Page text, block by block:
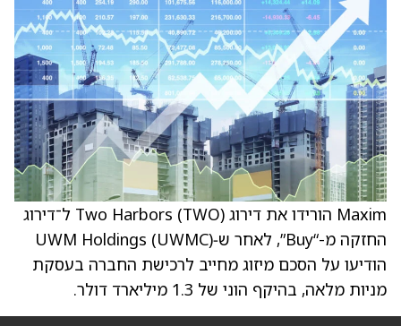
Maxim הורידו את דירוג Two Harbors (TWO) ל־דירוג
החזקה מ-“Buy”, לאחר ש‑UWM Holdings (UWMC)
הודיעו על הסכם מיזוג מחייב לרכישת החברה בעסקת
מניות מלאה, בהיקף הוני של 1.3 מיליארד דולר.